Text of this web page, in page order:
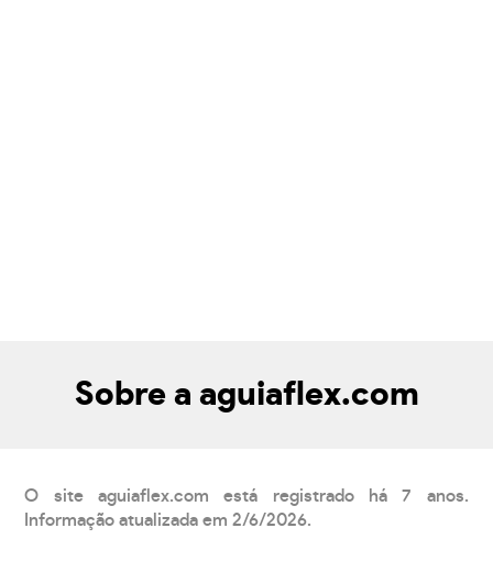
Sobre a aguiaflex.com
O site aguiaflex.com está registrado há 7 anos.
Informação atualizada em 2/6/2026.